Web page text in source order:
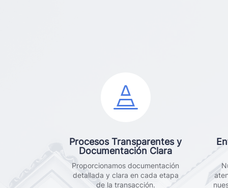

Procesos Transparentes y
Documentación Clara
Proporcionamos documentación
detallada y clara en cada etapa
de la transacción.